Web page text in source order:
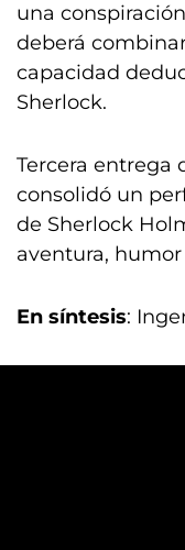
una
deberá
capacidad
Sherlock.
Tercera entrega
consolidó un
de Sherlock
aventura,
En síntesis: